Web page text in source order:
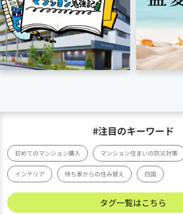
#注目のキーワード
初めてのマンション購入 マンション住まいの防災対策
インテリア 持ち家からの住み替え 四国
タグ一覧はこちら